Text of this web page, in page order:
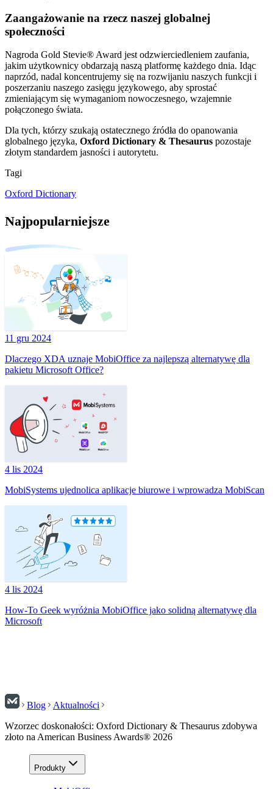
Zaangażowanie na rzecz naszej globalnej
społeczności
Nagroda Gold Stevie® Award jest odzwierciedleniem zaufania,
jakim użytkownicy obdarzają naszą platformę każdego dnia. Idąc
naprzód, nadal koncentrujemy się na rozwijaniu naszych funkcji i
poszerzaniu naszego zasięgu językowego, aby sprostać
zmieniającym się wymaganiom nowoczesnego, wzajemnie
połączonego świata.
Dla tych, którzy szukają ostatecznego źródła do opanowania
globalnego języka, Oxford Dictionary & Thesaurus pozostaje
złotym standardem jasności i autorytetu.
Tagi
Oxford Dictionary
Najpopularniejsze
11 gru 2024
Dlaczego XDA uznaje MobiOffice za najlepszą alternatywę dla
pakietu Microsoft Office?
4 lis 2024
MobiSystems ujednolica aplikacje biurowe i wprowadza MobiScan
4 lis 2024
How-To Geek wyróżnia MobiOffice jako solidną alternatywę dla
Microsoft
Blog
Aktualności
Wzorzec doskonałości: Oxford Dictionary & Thesaurus zdobywa
złoto na American Business Awards® 2026
Produkty